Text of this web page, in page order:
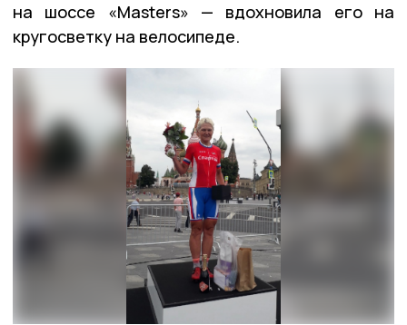
на шоссе «Masters» — вдохновила его на
кругосветку на велосипеде.